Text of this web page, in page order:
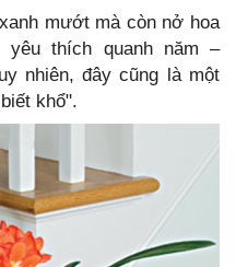
mướt mà còn nở hoa
thích quanh năm –
nhiên, đây cũng là một
khổ".